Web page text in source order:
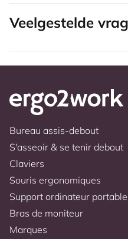
Veelgestelde
Bureau assis-debout
S'asseoir & se tenir debout
Claviers
Souris ergonomiques
Support ordinateur portable
Bras de moniteur
Marques